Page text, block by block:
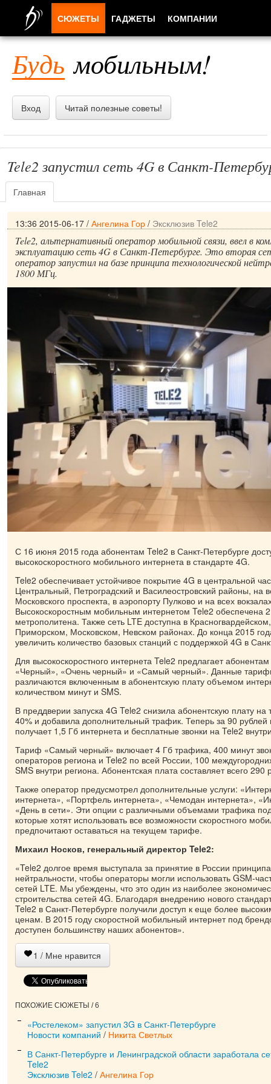
Будь мобильным!
Вход Читай полезные советы!
Tele2 запустил сеть 4G в Санкт-
Главная
13:36 2015-06-17 / Ангелина Гор / Эксклюзив Tele2
Tele2, альтернативный оператор мобильной связи, ввел в
эксплуатацию сеть 4G в Санкт-Петербурге. Это вторая
оператор запустил на базе принципа технологической
1800 МГц.
С 16 июня 2015 года абонентам Tele2 в Санкт-Петербурге
высокоскоростного мобильного интернета в стандарте 4G.
Tele2 обеспечивает устойчивое покрытие 4G в центральной
Центральный, Петроградский и Василеостровский районы, на
Московского проспекта, в аэропорту Пулково и на всех
Высокоскоростным мобильным интернетом Tele2 обеспечена
метрополитена. Также сеть LTE доступна в
Приморском, Московском, Невском районах. До конца 2015
увеличить количество базовых станций с поддержкой 4G в
Для высокоскоростного интернета Tele2 предлагает
«Черный», «Очень черный» и «Самый черный». Данные
различаются включенным в абонентскую плату объемом
количеством минут и SMS.
В преддверии запуска 4G Tele2 снизила абонентскую плату
40% и добавила дополнительный трафик. Теперь за 90 рублей
получает 1,5 Гб интернета и бесплатные звонки на Tele2
Тариф «Самый черный» включает 4 Гб трафика, 400 минут
операторов региона и Tele2 по всей России, 100
SMS внутри региона. Абонентская плата составляет всего 290
Также оператор предусмотрел дополнительные услуги:
интернета», «Портфель интернета», «Чемодан интернета»,
«День в сети». Эти опции с различными объемами трафика
которые хотят использовать все возможности скоростного
предпочитают оставаться на текущем тарифе.
Михаил Носков, генеральный директор Tele2:
«Tele2 долгое время выступала за принятие в России
нейтральности, чтобы операторы могли использовать GSM-
сетей LTE. Мы убеждены, что это один из наиболее
строительства сетей 4G. Благодаря внедрению нового
Tele2 в Санкт-Петербурге получили доступ к еще более
ценам. В 2015 году скоростной мобильный интернет под
доступен большинству наших абонентов».
1 / Мне нравится
ПОХОЖИЕ СЮЖЕТЫ / 6
«Ростелеком» запустил 3G в Санкт-Петербурге
Новости компаний / Никита Светлых
В Санкт-Петербурге и Ленинградской области заработала
Tele2
Эксклюзив Tele2 / Ангелина Гор
СЮЖЕТЫ ГАДЖЕТЫ КОМПАНИИ
ПРИЛОЖЕНИЯ